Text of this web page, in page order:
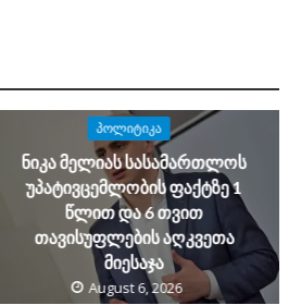
ᲞᲝᲚᲘᲢᲘᲙᲐ
ნიკა მელიას სასამართლოს
უპატივცემლობის ფაქტზე 1
წლით და 6 თვით
თავისუფლების აღკვეთა
მიესაჯა
August 6, 2026